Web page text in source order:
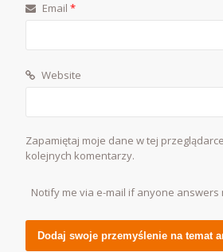
Email*
Website
Zapamiętaj moje dane w tej
kolejnych komentarzy.
Notify me via e-mail if anyone answers